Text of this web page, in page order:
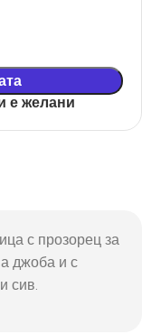
е желани
с прозорец за
джоба и с
сив.